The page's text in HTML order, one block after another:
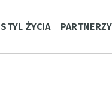
STYL ŻYCIA PARTNERZY